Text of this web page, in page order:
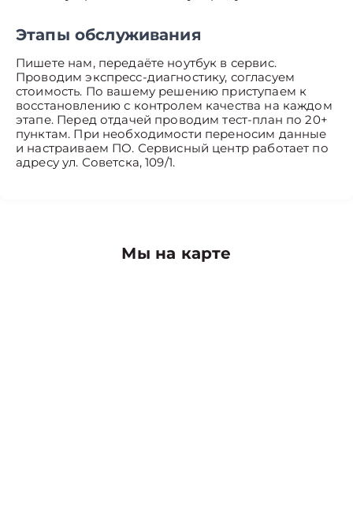
Этапы обслуживания
Пишете нам, передаёте ноутбук в сервис.
Проводим экспресс-диагностику, согласуем
стоимость. По вашему решению приступаем к
восстановлению с контролем качества на каждом
этапе. Перед отдачей проводим тест-план по 20+
пунктам. При необходимости переносим данные
и настраиваем ПО. Сервисный центр работает по
адресу ул. Советска, 109/1.
Мы на карте